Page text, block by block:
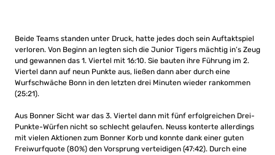
Beide Teams standen unter Druck, hatte jedes doch sein Auftaktspiel
verloren. Von Beginn an legten sich die Junior Tigers mächtig in’s Zeug
und gewannen das 1. Viertel mit 16:10. Sie bauten ihre Führung im 2.
Viertel dann auf neun Punkte aus, ließen dann aber durch eine
Wurfschwäche Bonn in den letzten drei Minuten wieder rankommen
(25:21).
Aus Bonner Sicht war das 3. Viertel dann mit fünf erfolgreichen Drei-
Punkte-Würfen nicht so schlecht gelaufen. Neuss konterte allerdings
mit vielen Aktionen zum Bonner Korb und konnte dank einer guten
Freiwurfquote (80%) den Vorsprung verteidigen (47:42). Durch eine